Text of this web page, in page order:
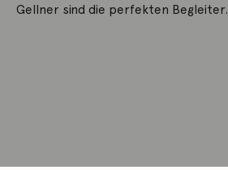
Gellner sind die perfekten Begleiter.